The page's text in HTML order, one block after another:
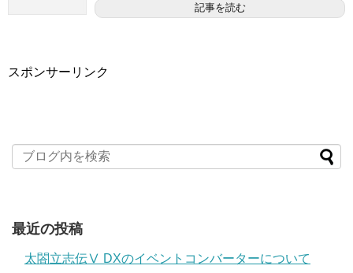
記事を読む
スポンサーリンク
最近の投稿
太閤立志伝Ⅴ DXのイベントコンバーターについて